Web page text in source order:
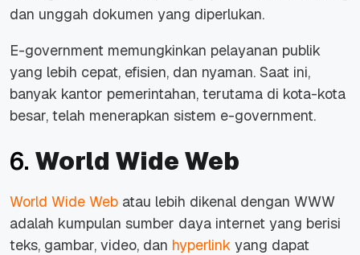
dan unggah dokumen yang diperlukan.
E-government memungkinkan pelayanan publik
yang lebih cepat, efisien, dan nyaman. Saat ini,
banyak kantor pemerintahan, terutama di kota-kota
besar, telah menerapkan sistem e-government.
6. World Wide Web
World Wide Web atau lebih dikenal dengan WWW
adalah kumpulan sumber daya internet yang berisi
teks, gambar, video, dan hyperlink yang dapat